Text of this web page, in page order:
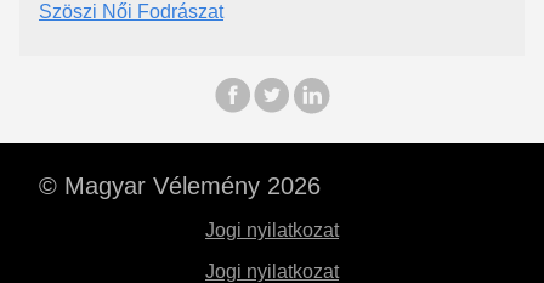
Szöszi Női Fodrászat
© Magyar Vélemény 2026
Jogi nyilatkozat
Jogi nyilatkozat